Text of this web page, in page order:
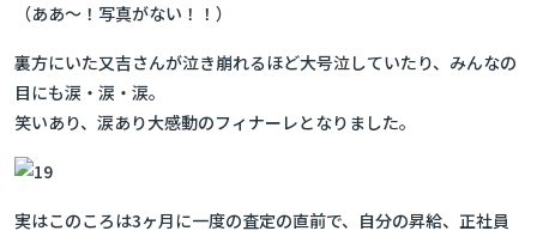
（ああ～！写真がない！！）
裏方にいた又吉さんが泣き崩れるほど大号泣していたり、みんなの
目にも涙・涙・涙。
笑いあり、涙あり大感動のフィナーレとなりました。
実はこのころは3ヶ月に一度の査定の直前で、自分の昇給、正社員